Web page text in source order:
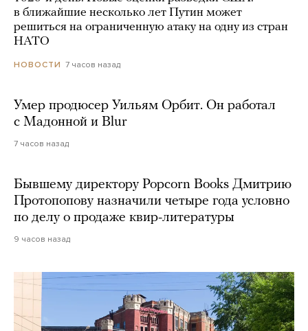
в ближайшие несколько лет Путин может
решиться на ограниченную атаку на одну из стран
НАТО
НОВОСТИ 7 часов назад
Умер продюсер Уильям Орбит. Он работал
с Мадонной и Blur
7 часов назад
Бывшему директору Popcorn Books Дмитрию
Протопопову назначили четыре года условно
по делу о продаже квир-литературы
9 часов назад